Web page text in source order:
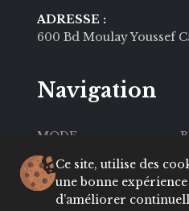
Ce site, utilise des
une bonne
d’améliorer
ADRESSE :
600 Bd Moulay Youssef
Navigation
MODE
SOCIÉTÉ
VIE PRIVÉE